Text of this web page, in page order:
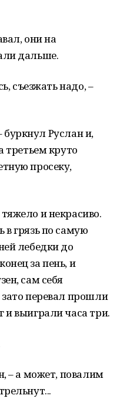
они на
дальше.
съезжать надо, –
буркнул Руслан и,
третьем круто
просеку,
и некрасиво.
в грязь по самую
лебедки до
за пень, и
сам себя
перевал прошли
и выиграли часа три.
– а может, повалим